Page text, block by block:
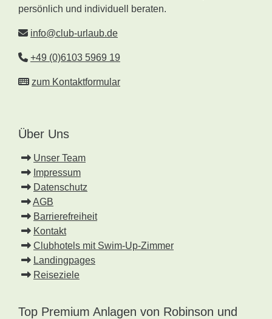
persönlich und individuell beraten.
info@club-urlaub.de
+49 (0)6103 5969 19
zum Kontaktformular
Über Uns
Unser Team
Impressum
Datenschutz
AGB
Barrierefreiheit
Kontakt
Clubhotels mit Swim-Up-Zimmer
Landingpages
Reiseziele
Top Premium Anlagen von Robinson und